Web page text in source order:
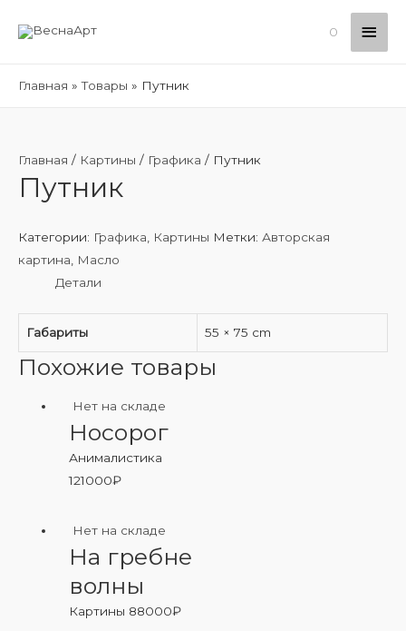
0
Главная Товары Путник
Главная / Картины / Графика / Путник
Путник
Категории: Графика, Картины Метки: Авторская
картина, Масло
Детали
Габариты 55 × 75 cm
Похожие товары
Нет на складе
Носорог
Анималистика
121000₽
Нет на складе
На гребне
волны
Картины 88000₽